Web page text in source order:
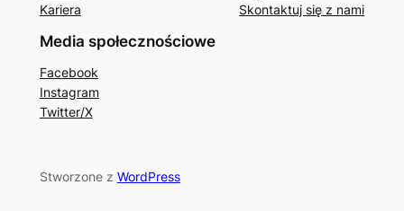
Kariera
Skontaktuj się z nami
Media społecznościowe
Facebook
Instagram
Twitter/X
Stworzone z WordPress